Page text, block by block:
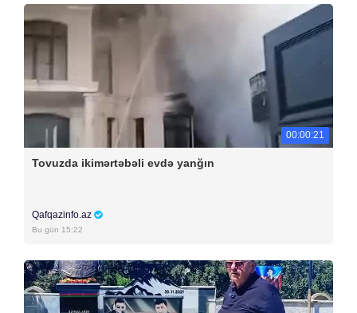
00:00:21
Tovuzda ikimərtəbəli evdə yanğın
Qafqazinfo.az
Bu gün 15:22